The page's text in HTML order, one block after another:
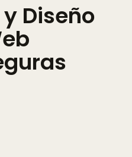
y Diseño